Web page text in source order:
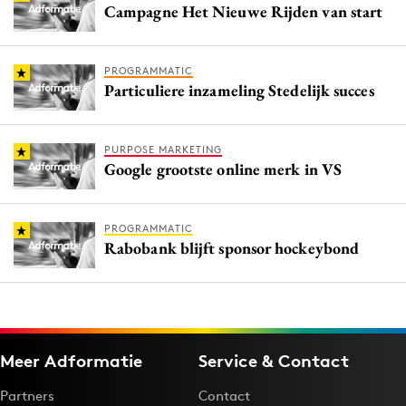
Campagne Het Nieuwe Rijden van start
PROGRAMMATIC
Particuliere inzameling Stedelijk succes
PURPOSE MARKETING
Google grootste online merk in VS
PROGRAMMATIC
Rabobank blijft sponsor hockeybond
Meer Adformatie
Partners
Service & Contact
Contact